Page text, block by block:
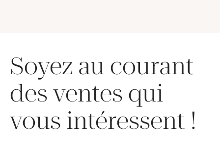
Soyez au courant
des ventes qui
vous intéressent !